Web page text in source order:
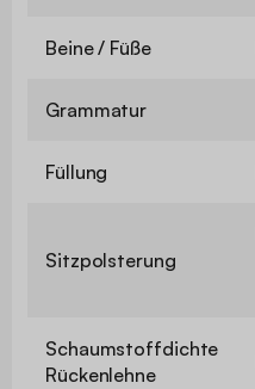
Beine / Füße
Grammatur
Füllung
Sitzpolsterung
Schaumstoffdichte
Rückenlehne